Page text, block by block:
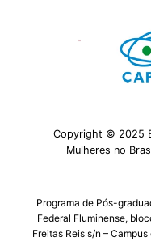
Copyright © 2025
Mulheres no
Programa de Pós-
Federal Fluminense,
Freitas Reis s/n –